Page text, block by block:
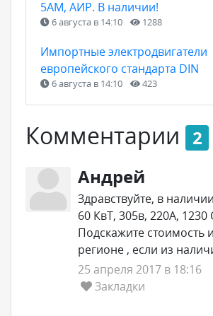
5АМ, АИР. В наличии!
6 августа в 14:10 1288
Импортные электродвигатели
европейского стандарта DIN
6 августа в 14:10 423
Комментарии
2
Андрей
Здравствуйте, в
60 КвТ, 305в, 220А,
Подскажите стоимость
регионе , если из
25 апреля 2017 в 18:16
Закладки